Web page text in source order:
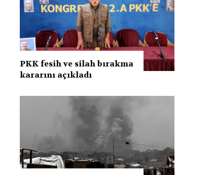
PKK fesih ve silah bırakma
kararını açıkladı